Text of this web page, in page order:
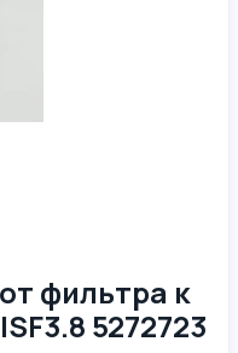
фильтра к
5272723